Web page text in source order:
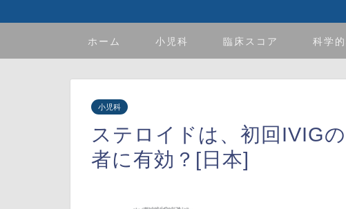
ホーム 小児科 臨床スコア 科学
小児科
ステロイドは、初回IVIG
者に有効？[日本]